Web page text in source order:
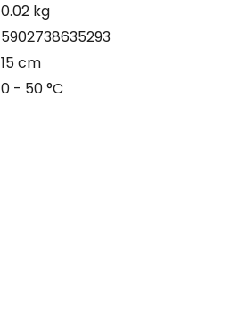
0.02 kg
5902738635293
15 cm
0 - 50 °C